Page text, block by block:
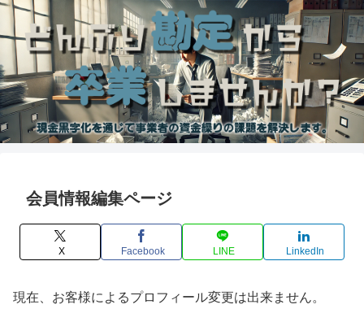
会員情報編集ページ
X Facebook LINE LinkedIn
現在、お客様によるプロフィール変更は出来ません。